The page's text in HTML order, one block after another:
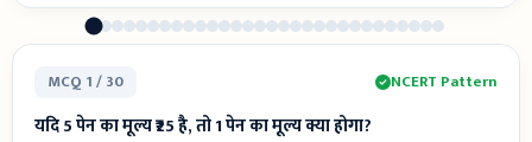
MCQ 1 / 30 NCERT Pattern
यदि 5 पेन का मूल्य ₹25 है, तो 1 पेन का मूल्य क्या होगा?